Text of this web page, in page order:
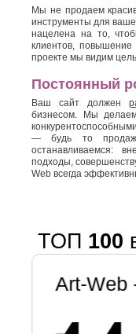
Мы не продаем
инструменты для
нацелена на то,
клиентов,
проекте мы видим
Постоянный
Ваш сайт должен
бизнесом. Мы
— будь то
останавливаемся:
подходы,
Web всегда
ТОП 100
Art-Web